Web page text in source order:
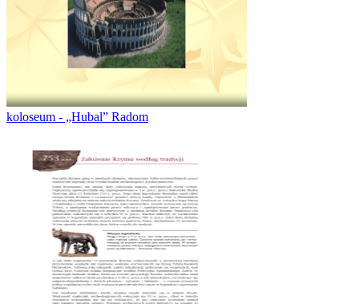
koloseum - „Hubal” Radom